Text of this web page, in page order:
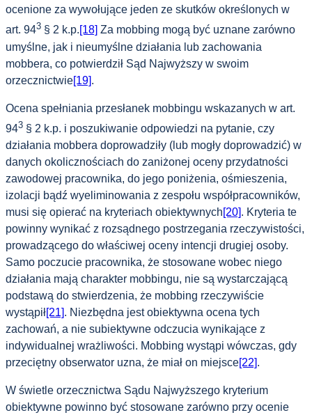
ocenione za wywołujące jeden ze skutków określonych w
art. 943 § 2 k.p. [18] Za mobbing mogą być uznane zarówno
umyślne, jak i nieumyślne działania lub zachowania
mobbera, co potwierdził Sąd Najwyższy w swoim
orzecznictwie[19].
Ocena spełniania przesłanek mobbingu wskazanych w art.
943 § 2 k.p. i poszukiwanie odpowiedzi na pytanie, czy
działania mobbera doprowadziły (lub mogły doprowadzić) w
danych okolicznościach do zaniżonej oceny przydatności
zawodowej pracownika, do jego poniżenia, ośmieszenia,
izolacji bądź wyeliminowania z zespołu współpracowników,
musi się opierać na kryteriach obiektywnych[20]. Kryteria te
powinny wynikać z rozsądnego postrzegania rzeczywistości,
prowadzącego do właściwej oceny intencji drugiej osoby.
Samo poczucie pracownika, że stosowane wobec niego
działania mają charakter mobbingu, nie są wystarczającą
podstawą do stwierdzenia, że mobbing rzeczywiście
wystąpił[21]. Niezbędna jest obiektywna ocena tych
zachowań, a nie subiektywne odczucia wynikające z
indywidualnej wrażliwości. Mobbing wystąpi wówczas, gdy
przeciętny obserwator uzna, że miał on miejsce[22].
W świetle orzecznictwa Sądu Najwyższego kryterium
obiektywne powinno być stosowane zarówno przy ocenie